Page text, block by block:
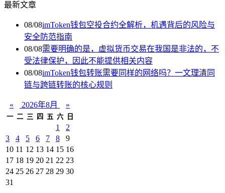
最新文章
08/08imToken钱包空投合约全解析，机遇背后的风险与
安全防范指南
08/08需要明确的是，虚拟货币交易在我国是非法的，不
受法律保护，因此不能提供相关内容
08/08imToken钱包转账需要同样的网络吗？一文理清同
链与跨链转账的核心规则
« 2026年8月 »
一 二 三 四 五 六 日
1
2
3
4 5 6 7 8
9
10 11 12 13 14 15 16
17 18 19 20 21 22 23
24 25 26 27 28 29 30
31